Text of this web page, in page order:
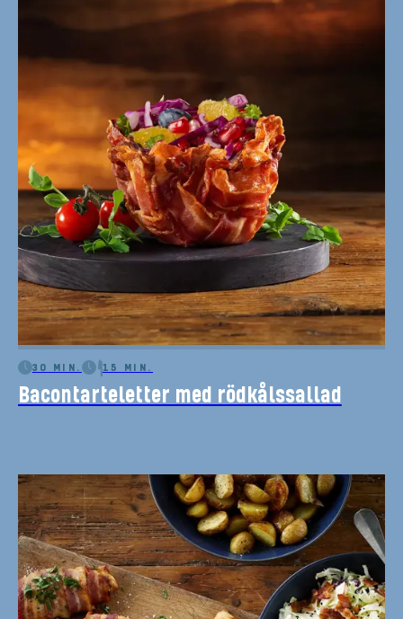
30 MIN. 15 MIN.
Bacontarteletter med rödkålssallad